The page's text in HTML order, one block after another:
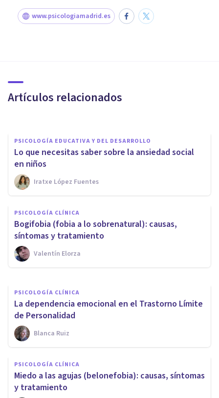
www.psicologiamadrid.es
Artículos relacionados
miedo al miedo
PSICOLOGÍA EDUCATIVA Y DEL DESARROLLO
Lo que necesitas saber sobre la ansiedad social
en niños
Iratxe López Fuentes
PSICOLOGÍA CLÍNICA
Bogifobia (fobia a lo sobrenatural): causas,
síntomas y tratamiento
Valentín Elorza
Psicastenia: ¿qué es y a qué
trastornos está asociada?
Isabel Rovira Salvador
PSICOLOGÍA CLÍNICA
La dependencia emocional en el Trastorno Límite
de Personalidad
Blanca Ruiz
PSICOLOGÍA CLÍNICA
Miedo a las agujas (belonefobia): causas, síntomas
y tratamiento